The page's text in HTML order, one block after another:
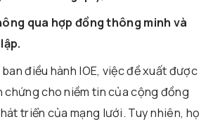
qua hợp đồng thông minh và
điều hành IOE, việc đề xuất được
chứng cho niềm tin của cộng đồng
triển của mạng lưới. Tuy nhiên, họ